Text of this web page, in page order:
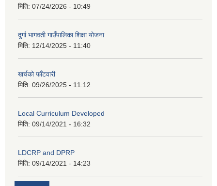
मिति: 07/24/2026 - 10:49
दुर्गा भागवती गाउँपालिका शिक्षा योजना
मिति: 12/14/2025 - 11:40
खर्चको फाँटवारी
मिति: 09/26/2025 - 11:12
Local Curriculum Developed
मिति: 09/14/2021 - 16:32
LDCRP and DPRP
मिति: 09/14/2021 - 14:23